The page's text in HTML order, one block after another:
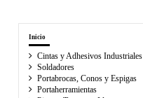
Inicio
Cintas y Adhesivos Industriales
Soldadores
Portabrocas, Conos y Espigas
Portaherramientas